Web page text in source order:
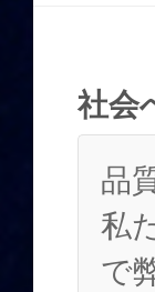
社会
品
私
で